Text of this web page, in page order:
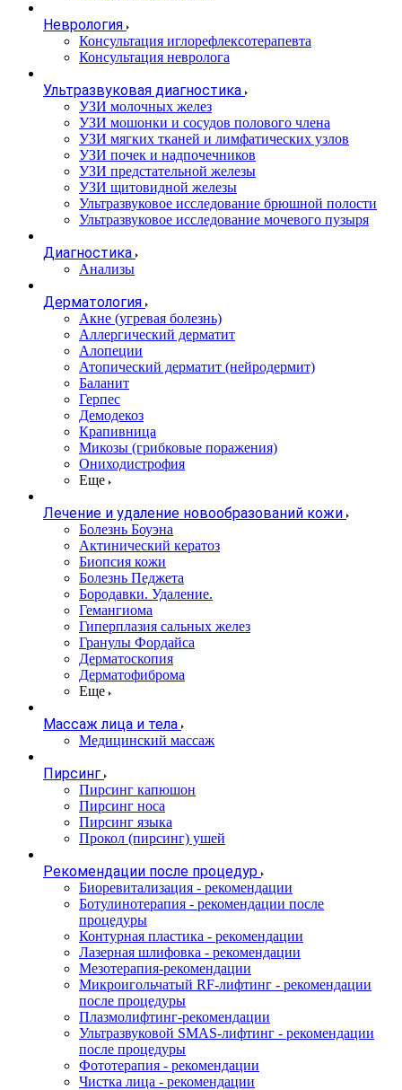
Неврология
Консультация иглорефлексотерапевта
Консультация невролога
Ультразвуковая диагностика
УЗИ молочных желез
УЗИ мошонки и сосудов полового члена
УЗИ мягких тканей и лимфатических узлов
УЗИ почек и надпочечников
УЗИ предстательной железы
УЗИ щитовидной железы
Ультразвуковое исследование брюшной полости
Ультразвуковое исследование мочевого пузыря
Диагностика
Анализы
Дерматология
Акне (угревая болезнь)
Аллергический дерматит
Алопеции
Атопический дерматит (нейродермит)
Баланит
Герпес
Демодекоз
Крапивница
Микозы (грибковые поражения)
Ониходистрофия
Еще
Лечение и удаление новообразований кожи
Болезнь Боуэна
Актинический кератоз
Биопсия кожи
Болезнь Педжета
Бородавки. Удаление.
Гемангиома
Гиперплазия сальных желез
Гранулы Фордайса
Дерматоскопия
Дерматофиброма
Еще
Массаж лица и тела
Медицинский массаж
Пирсинг
Пирсинг капюшон
Пирсинг носа
Пирсинг языка
Прокол (пирсинг) ушей
Рекомендации после процедур
Биоревитализация - рекомендации
Ботулинотерапия - рекомендации после
процедуры
Контурная пластика - рекомендации
Лазерная шлифовка - рекомендации
Мезотерапия-рекомендации
Микроигольчатый RF-лифтинг - рекомендации
после процедуры
Плазмолифтинг-рекомендации
Ультразвуковой SMAS-лифтинг - рекомендации
после процедуры
Фототерапия - рекомендации
Чистка лица - рекомендации